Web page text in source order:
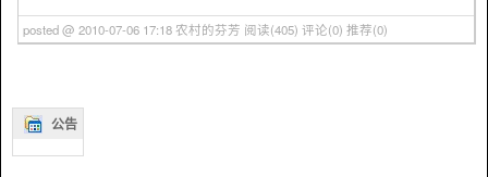
公告
posted @ 2010-07-06 17:18 农村的芬芳 阅读(405) 评论(0) 推荐(0)